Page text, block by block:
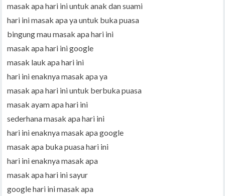
masak apa hari ini untuk anak dan suami
hari ini masak apa ya untuk buka puasa
bingung mau masak apa hari ini
masak apa hari ini google
masak lauk apa hari ini
hari ini enaknya masak apa ya
masak apa hari ini untuk berbuka puasa
masak ayam apa hari ini
sederhana masak apa hari ini
hari ini enaknya masak apa google
masak apa buka puasa hari ini
hari ini enaknya masak apa
masak apa hari ini sayur
google hari ini masak apa